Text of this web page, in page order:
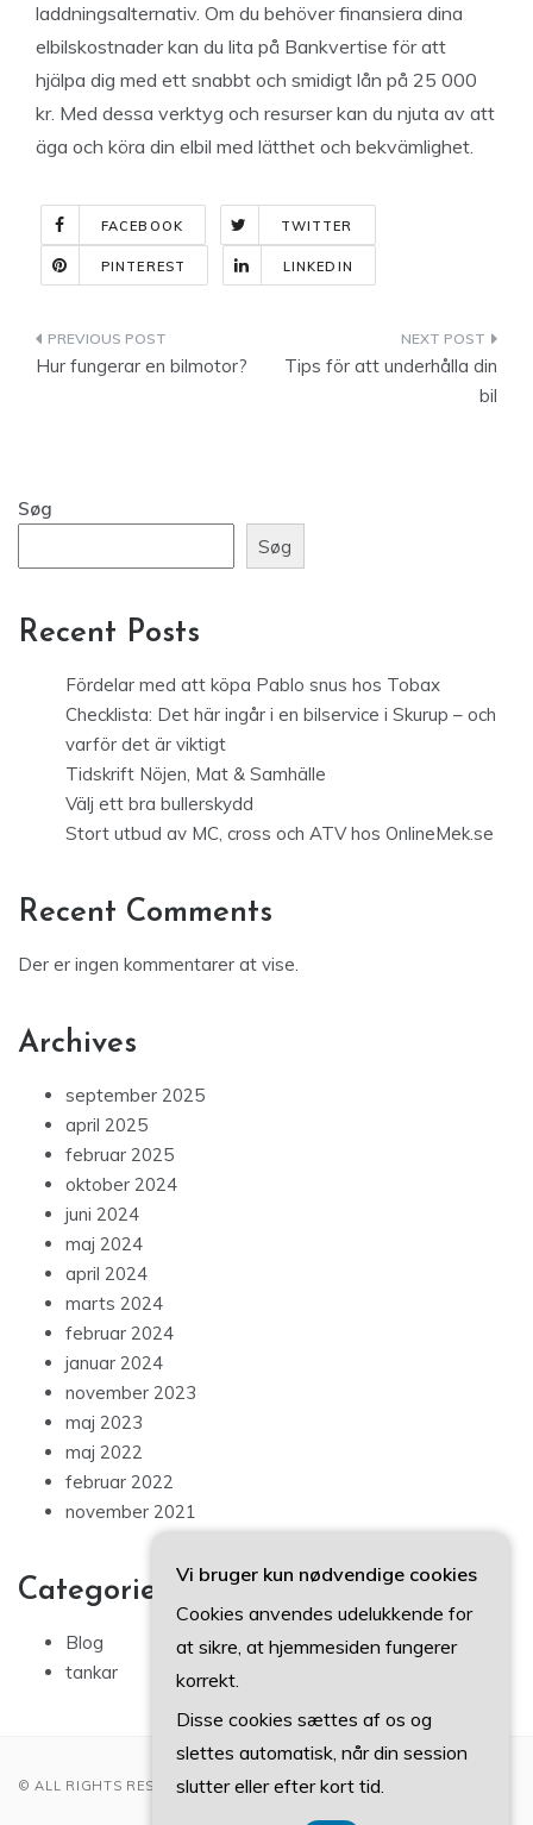
laddningsalternativ. Om du behöver finansiera dina
elbilskostnader kan du lita på Bankvertise för att
hjälpa dig med ett snabbt och smidigt lån på 25 000
kr. Med dessa verktyg och resurser kan du njuta av att
äga och köra din elbil med lätthet och bekvämlighet.
FACEBOOK TWITTER
PINTEREST LINKEDIN
Indlægsnavigation
Hur fungerar en bilmotor?
Tips för att underhålla din
bil
Søg
Søg
Recent Posts
Fördelar med att köpa Pablo snus hos Tobax
Checklista: Det här ingår i en bilservice i Skurup – och
varför det är viktigt
Tidskrift Nöjen, Mat & Samhälle
Välj ett bra bullerskydd
Stort utbud av MC, cross och ATV hos OnlineMek.se
Recent Comments
Der er ingen kommentarer at vise.
Archives
september 2025
april 2025
februar 2025
oktober 2024
juni 2024
maj 2024
april 2024
marts 2024
februar 2024
januar 2024
november 2023
maj 2023
maj 2022
februar 2022
november 2021
Categories
Blog
tankar
© ALL RIGHTS RESERVED 2022
Vi bruger kun nødvendige cookies
Cookies anvendes udelukkende for
at sikre, at hjemmesiden fungerer
korrekt.
Disse cookies sættes af os og
slettes automatisk, når din session
slutter eller efter kort tid.